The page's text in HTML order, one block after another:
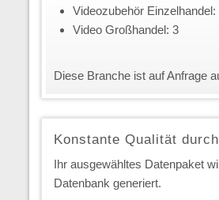
Videozubehör Einzelhandel:
Video Großhandel: 3
Diese Branche ist auf Anfrage
Konstante Qualität
Ihr ausgewähltes Datenpaket
Datenbank generiert.